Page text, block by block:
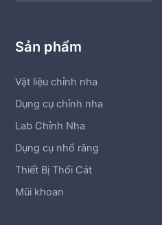
Sản phẩm
Vật liệu chỉnh nha
Dụng cụ chỉnh nha
Lab Chỉnh Nha
Dụng cụ nhổ răng
Thiết Bị Thổi Cát
Mũi khoan